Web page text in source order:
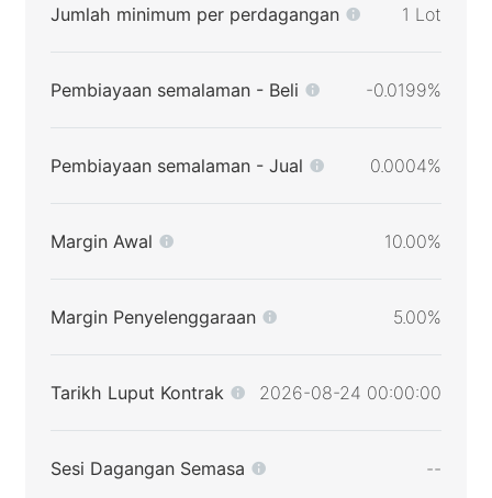
Jumlah minimum per perdagangan 1 Lot
Pembiayaan semalaman - Beli -0.0199%
Pembiayaan semalaman - Jual 0.0004%
Margin Awal 10.00%
Margin Penyelenggaraan 5.00%
Tarikh Luput Kontrak 2026-08-24 00:00:00
Sesi Dagangan Semasa --